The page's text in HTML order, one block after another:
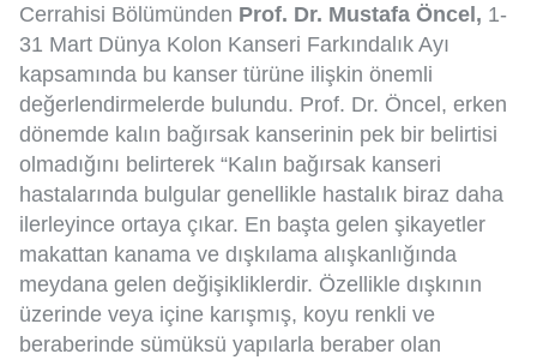
Cerrahisi Bölümünden Prof. Dr. Mustafa Öncel, 1-
31 Mart Dünya Kolon Kanseri Farkındalık Ayı
kapsamında bu kanser türüne ilişkin önemli
değerlendirmelerde bulundu. Prof. Dr. Öncel, erken
dönemde kalın bağırsak kanserinin pek bir belirtisi
olmadığını belirterek “Kalın bağırsak kanseri
hastalarında bulgular genellikle hastalık biraz daha
ilerleyince ortaya çıkar. En başta gelen şikayetler
makattan kanama ve dışkılama alışkanlığında
meydana gelen değişikliklerdir. Özellikle dışkının
üzerinde veya içine karışmış, koyu renkli ve
beraberinde sümüksü yapılarla beraber olan